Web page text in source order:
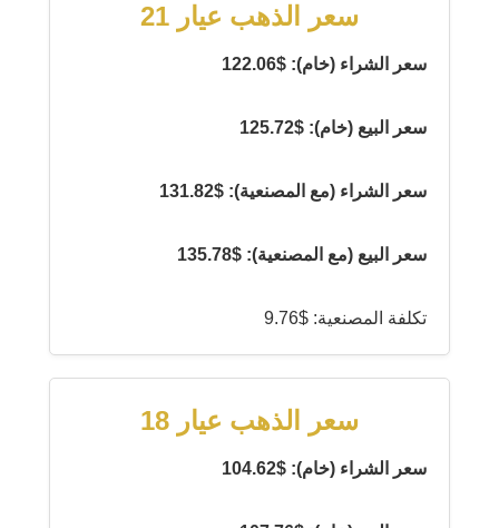
سعر الذهب عيار 21
سعر الشراء (خام): $122.06
سعر البيع (خام): $125.72
سعر الشراء (مع المصنعية): $131.82
سعر البيع (مع المصنعية): $135.78
تكلفة المصنعية: $9.76
سعر الذهب عيار 18
سعر الشراء (خام): $104.62